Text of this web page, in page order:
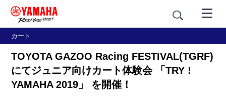
カート
TOYOTA GAZOO Racing FESTIVAL(TGRF)
にてジュニア向けカート体験会 「TRY !
YAMAHA 2019」 を開催！